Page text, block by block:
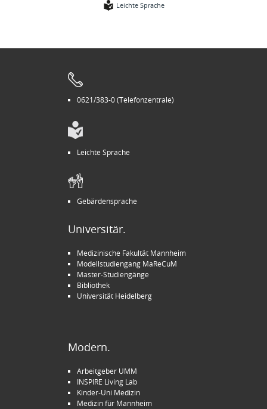
Leichte Sprache
0621/383-0 (Telefonzentrale)
Leichte Sprache
Gebärdensprache
Universitär.
Medizinische Fakultät Mannheim
Modellstudiengang MaReCuM
Master-Studiengänge
Bibliothek
Universität Heidelberg
Modern.
Arbeitgeber UMM
INSPIRE Living Lab
Kinder-Uni Medizin
Medizin für Mannheim